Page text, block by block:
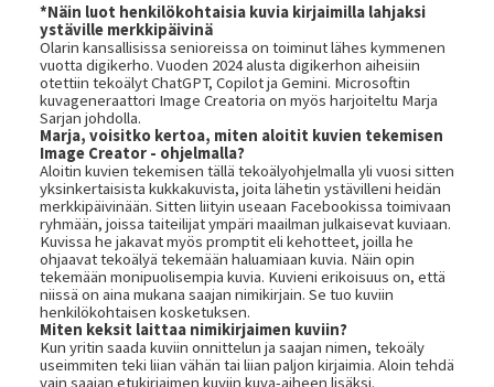
*Näin luot henkilökohtaisia kuvia kirjaimilla lahjaksi
ystäville merkkipäivinä
Olarin kansallisissa senioreissa on toiminut lähes kymmenen
vuotta digikerho. Vuoden 2024 alusta digikerhon aiheisiin
otettiin tekoälyt ChatGPT, Copilot ja Gemini. Microsoftin
kuvageneraattori Image Creatoria on myös harjoiteltu Marja
Sarjan johdolla.
Marja, voisitko kertoa, miten aloitit kuvien tekemisen
Image Creator - ohjelmalla?
Aloitin kuvien tekemisen tällä tekoälyohjelmalla yli vuosi sitten
yksinkertaisista kukkakuvista, joita lähetin ystävilleni heidän
merkkipäivinään. Sitten liityin useaan Facebookissa toimivaan
ryhmään, joissa taiteilijat ympäri maailman julkaisevat kuviaan.
Kuvissa he jakavat myös promptit eli kehotteet, joilla he
ohjaavat tekoälyä tekemään haluamiaan kuvia. Näin opin
tekemään monipuolisempia kuvia. Kuvieni erikoisuus on, että
niissä on aina mukana saajan nimikirjain. Se tuo kuviin
henkilökohtaisen kosketuksen.
Miten keksit laittaa nimikirjaimen kuviin?
Kun yritin saada kuviin onnittelun ja saajan nimen, tekoäly
useimmiten teki liian vähän tai liian paljon kirjaimia. Aloin tehdä
vain saajan etukirjaimen kuviin kuva-aiheen lisäksi.